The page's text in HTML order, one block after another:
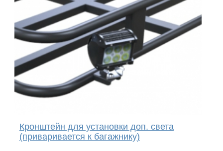
Кронштейн для установки доп. света
(приваривается к багажнику)